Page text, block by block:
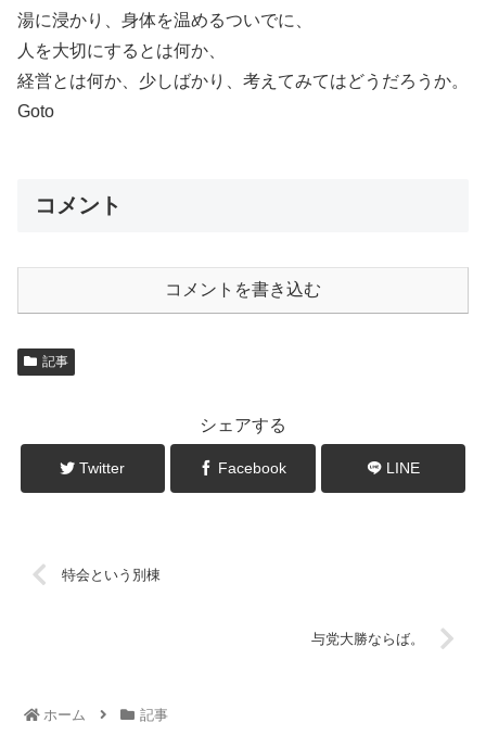
湯に浸かり、身体を温めるついでに、
人を大切にするとは何か、
経営とは何か、少しばかり、考えてみてはどうだろうか。
Goto
コメント
コメントを書き込む
記事
シェアする
Twitter Facebook LINE
特会という別棟
与党大勝ならば。
ホーム 記事